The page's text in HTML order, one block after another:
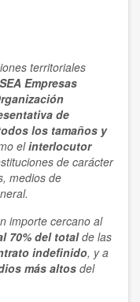
territoriales
SEA Empresas
de
los tamaños y
elinterlocutor
de carácter
medios de
importe cercano al
70% del totalde las
indefinido, y a
más altosdel